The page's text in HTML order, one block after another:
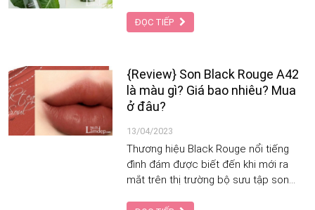
ĐỌC TIẾP
{Review} Son Black Rouge A42
là màu gì? Giá bao nhiêu? Mua
ở đâu?
13/04/2023
Thương hiệu Black Rouge nổi tiếng
đình đám được biết đến khi mới ra
mắt trên thị trường bộ sưu tập son